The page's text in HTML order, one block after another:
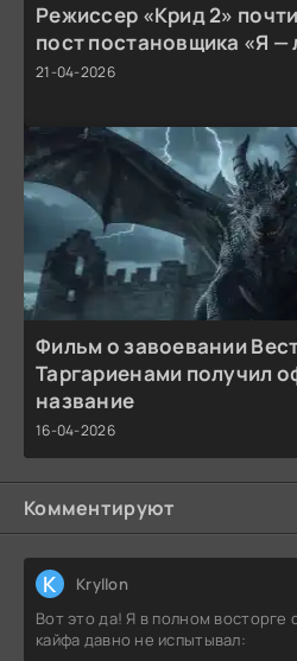
Режиссер «Крид 2»
пост постановщика «Я —
21-04-2026
Фильм о завоевании
Таргариенами получил
название
16-04-2026
Комментируют
K Kryllon
Вот это да! Я в полном восторге
кайфа давно не испытывал: